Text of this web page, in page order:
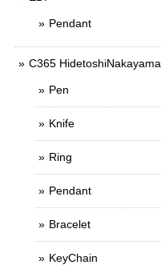
Pendant
C365 HidetoshiNakayama
Pen
Knife
Ring
Pendant
Bracelet
KeyChain